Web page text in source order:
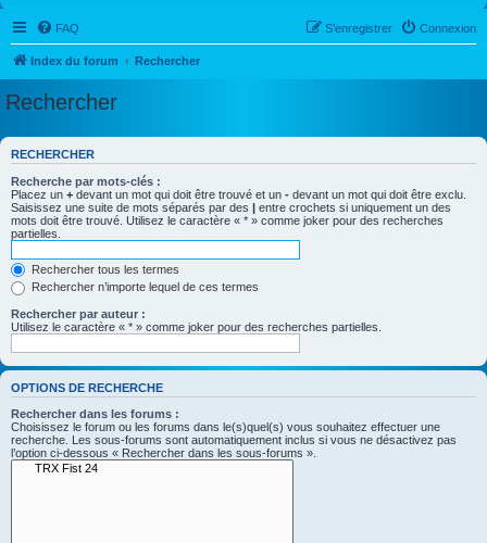
FAQ Connexion
S’enregistrer
Index du forum Rechercher
Rechercher
RECHERCHER
Recherche par mots-clés :
Placez un + devant un mot qui doit être trouvé et un - devant un mot qui doit être exclu.
Saisissez une suite de mots séparés par des | entre crochets si uniquement un des
mots doit être trouvé. Utilisez le caractère « * » comme joker pour des recherches
partielles.
Rechercher tous les termes
Rechercher n’importe lequel de ces termes
Rechercher par auteur :
Utilisez le caractère « * » comme joker pour des recherches partielles.
OPTIONS DE RECHERCHE
Rechercher dans les forums :
Choisissez le forum ou les forums dans le(s)quel(s) vous souhaitez effectuer une
recherche. Les sous-forums sont automatiquement inclus si vous ne désactivez pas
l’option ci-dessous « Rechercher dans les sous-forums ».